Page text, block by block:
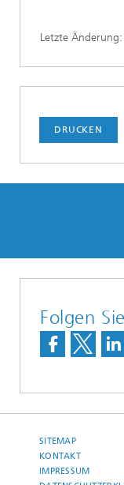
Letzte Änderung:
DRUCKEN
Folgen
SITEMAP
KONTAKT
IMPRESSUM